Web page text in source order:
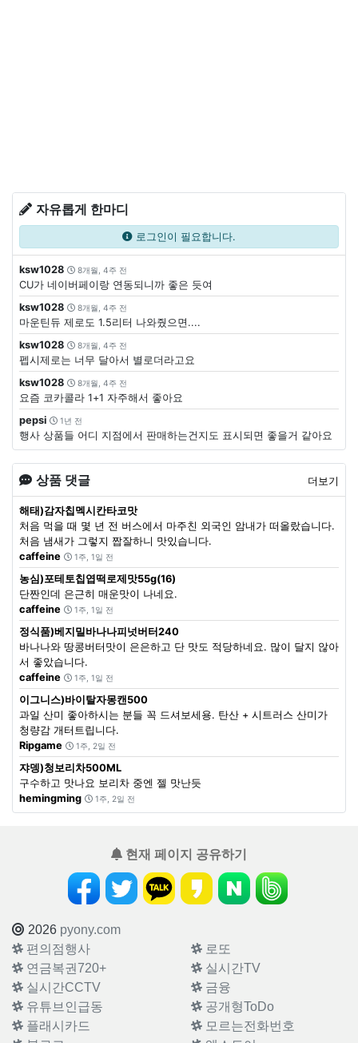
자유롭게 한마디
로그인이 필요합니다.
ksw1028 8개월, 4주 전
CU가 네이버페이랑 연동되니까 좋은 듯여
ksw1028
8개월, 4주 전
마운틴듀 제로도 1.5리터 나와줬으면....
ksw1028
8개월, 4주 전
펩시제로는 너무 달아서 별로더라고요
ksw1028
8개월, 4주 전
요즘 코카콜라 1+1 자주해서 좋아요
pepsi
1년 전
행사 상품들 어디 지점에서 판매하는건지도 표시되면 좋을거 같아요
상품 댓글 더보기
해태)감자칩멕시칸타코맛
처음 먹을 때 몇 년 전 버스에서 마주친 외국인 암내가 떠올랐습니다.
처음 냄새가 그렇지 짭잘하니 맛있습니다.
caffeine
1주, 1일 전
농심)포테토칩엽떡로제맛55g(16)
단짠인데 은근히 매운맛이 나네요.
caffeine
1주, 1일 전
정식품)베지밀바나나피넛버터240
바나나와 땅콩버터맛이 은은하고 단 맛도 적당하네요. 많이 달지 않아
서 좋았습니다.
caffeine
1주, 1일 전
이그니스)바이탈자몽캔500
과일 산미 좋아하시는 분들 꼭 드셔보세용. 탄산 + 시트러스 산미가
청량감 개터트립니다.
Ripgame
1주, 2일 전
쟈뎅)청보리차500ML
구수하고 맛나요 보리차 중엔 젤 맛난듯
hemingming
1주, 2일 전
현재 페이지 공유하기
2026 pyony.com
편의점행사
로또
연금복권720+
실시간TV
실시간CCTV
금융
유튜브인급동
공개형ToDo
플래시카드
모르는전화번호